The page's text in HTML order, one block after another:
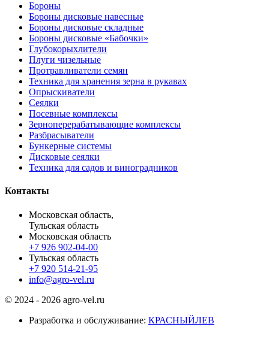
Бороны
Бороны дисковые навесные
Бороны дисковые складные
Бороны дисковые «Бабочки»
Глубокорыхлители
Плуги чизельные
Протравливатели семян
Техника для хранения зерна в рукавах
Опрыскиватели
Сеялки
Посевные комплексы
Зерноперерабатывающие комплексы
Разбрасыватели
Бункерные системы
Дисковые сеялки
Техника для садов и виноградников
Контакты
Московская область,
Тульская область
Московская область
+7 926 902-04-00
Тульская область
+7 920 514-21-95
info@agro-vel.ru
© 2024 - 2026 agro-vel.ru
Разработка и обслуживание: КРАСНЫЙЛЕВ